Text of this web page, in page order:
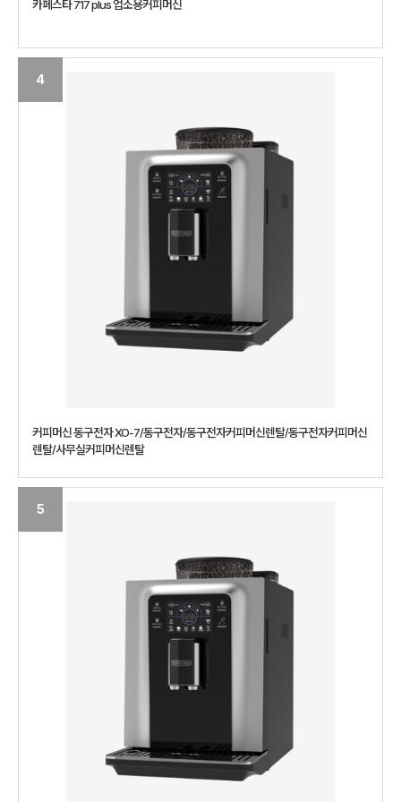
카페스타 717 plus 업소용커피머신
4
커피머신 동구전자 XO-7/동구전자/동구전자커피머신렌탈/동구전자커피머신
렌탈/사무실커피머신렌탈
5